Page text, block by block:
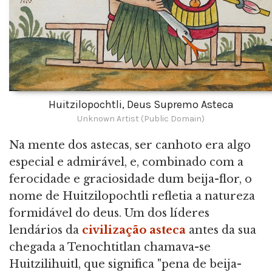
Huitzilopochtli, Deus Supremo Asteca
Unknown Artist (Public Domain)
Na mente dos astecas, ser canhoto era algo
especial e admirável, e, combinado com a
ferocidade e graciosidade dum beija-flor, o
nome de Huitzilopochtli refletia a natureza
formidável do deus. Um dos líderes
lendários da civilização asteca antes da sua
chegada a Tenochtitlan chamava-se
Huitzilihuitl, que significa "pena de beija-